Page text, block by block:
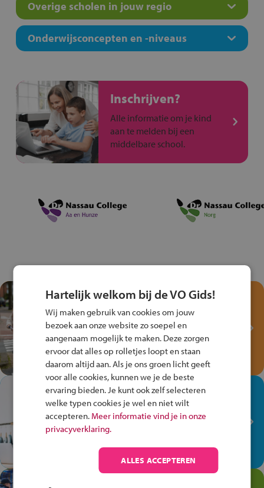
Overige scholen in jouw regio
Onderwijsconcepten en -niveaus
Inschrijven?
Alle informatie om je kind
aan te melden bij een
middelbare school.
Test je kennis met het
Fiets Veilig
Verkeersspel!
Speel het Fiets Veilig Verkeersspel
en win een Cortina-fiets!
In de winkel ben je op je
plek!
Ontdek via het vmbo jouw talent
anders is!
Hartelijk welkom bij de VO Gids!
Wij maken gebruik van cookies om jouw
bezoek aan onze website zo soepel en
aangenaam mogelijk te maken. Deze zorgen
ervoor dat alles op rolletjes loopt en staan
daarom altijd aan. Als je ons groen licht geeft
voor alle cookies, kunnen we je de beste
ervaring bieden. Je kunt ook zelf selecteren
welke typen cookies je wel en niet wilt
accepteren. Meer informatie vind je in onze
privacyverklaring.
ALLES ACCEPTEREN